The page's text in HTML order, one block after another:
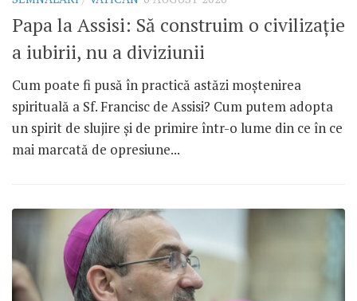
Papa la Assisi: Să construim o civilizație
a iubirii, nu a diviziunii
Cum poate fi pusă în practică astăzi moștenirea
spirituală a Sf. Francisc de Assisi? Cum putem adopta
un spirit de slujire și de primire într-o lume din ce în ce
mai marcată de opresiune...